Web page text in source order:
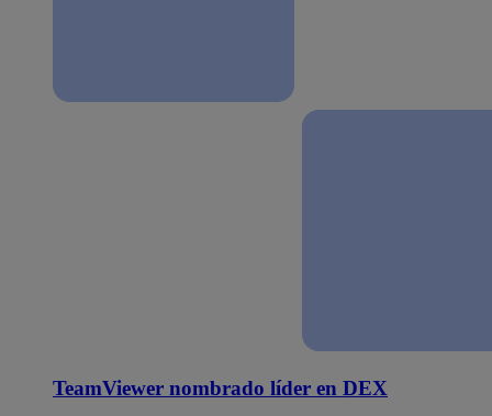
TeamViewer nombrado líder en DEX